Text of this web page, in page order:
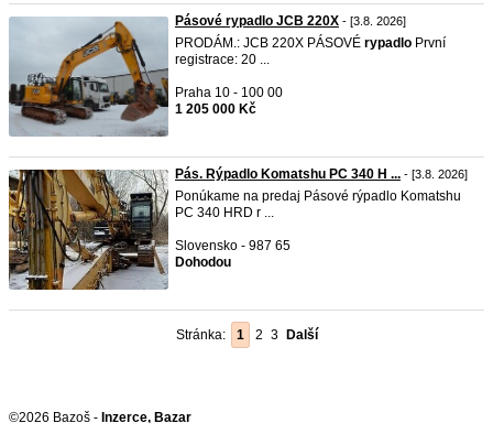
Pásové rypadlo JCB 220X - [3.8. 2026]
PRODÁM.: JCB 220X PÁSOVÉ rypadlo První
registrace: 20 ...
Praha 10 - 100 00
1 205 000 Kč
Pás. Rýpadlo Komatshu PC 340 H ... - [3.8. 2026]
Ponúkame na predaj Pásové rýpadlo Komatshu
PC 340 HRD r ...
Slovensko - 987 65
Dohodou
Stránka: 1 2 3 Další
©2026 Bazoš - Inzerce, Bazar